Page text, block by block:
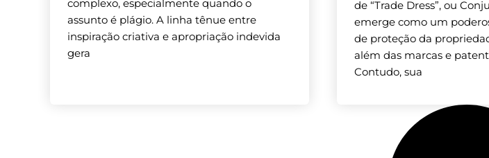
complexo, especialmente quando o
assunto é plágio. A linha tênue entre
inspiração criativa e apropriação indevida
gera
de “Trade Dress”, ou
emerge como um
de proteção da
além das marcas e
Contudo, sua